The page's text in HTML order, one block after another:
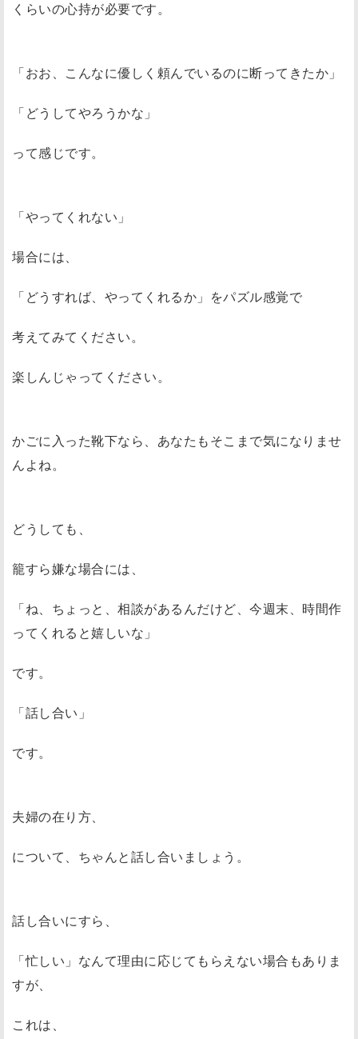
くらいの心持が必要です。
「おお、こんなに優しく頼んでいるのに断ってきたか」
「どうしてやろうかな」
って感じです。
「やってくれない」
場合には、
「どうすれば、やってくれるか」をパズル感覚で
考えてみてください。
楽しんじゃってください。
かごに入った靴下なら、あなたもそこまで気になりませ
んよね。
どうしても、
籠すら嫌な場合には、
「ね、ちょっと、相談があるんだけど、今週末、時間作
ってくれると嬉しいな」
です。
「話し合い」
です。
夫婦の在り方、
について、ちゃんと話し合いましょう。
話し合いにすら、
「忙しい」なんて理由に応じてもらえない場合もありま
すが、
これは、